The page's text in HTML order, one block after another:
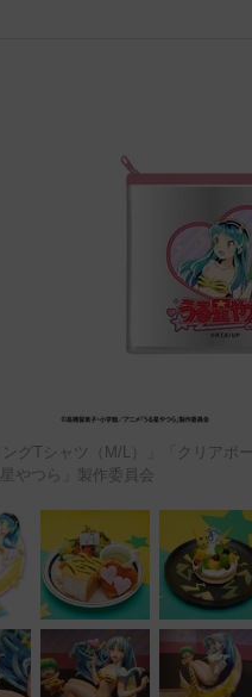
グTシャツ（M/L）」「クリアポ
やつら」製作委員会